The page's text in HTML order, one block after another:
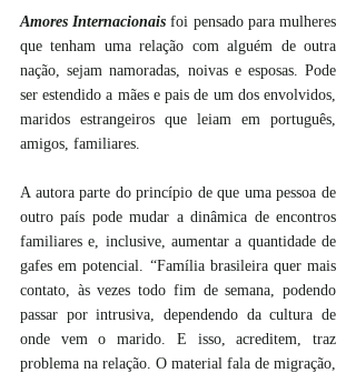
Amores Internacionais foi pensado para mulheres
que tenham uma relação com alguém de outra
nação, sejam namoradas, noivas e esposas. Pode
ser estendido a mães e pais de um dos envolvidos,
maridos estrangeiros que leiam em português,
amigos, familiares.
A autora parte do princípio de que uma pessoa de
outro país pode mudar a dinâmica de encontros
familiares e, inclusive, aumentar a quantidade de
gafes em potencial. “Família brasileira quer mais
contato, às vezes todo fim de semana, podendo
passar por intrusiva, dependendo da cultura de
onde vem o marido. E isso, acreditem, traz
problema na relação. O material fala de migração,